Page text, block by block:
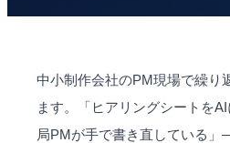
中小制作会社のPM現場で繰り
ます。「ヒアリングシートを
局PMが手で書き直している